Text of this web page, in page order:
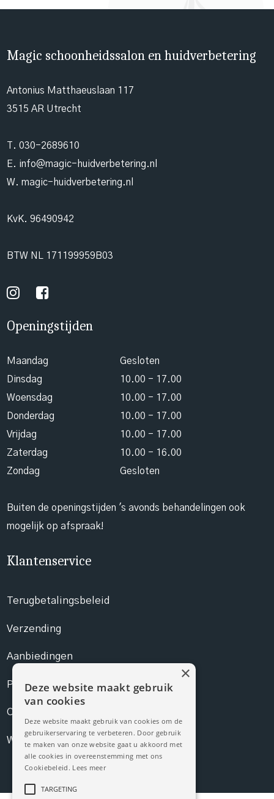
Magic schoonheidssalon en huidverbetering
Antonius Matthaeuslaan 117
3515 AR Utrecht
T. 030-2689610
E. info@magic-huidverbetering.nl
W. magic-huidverbetering.nl
KvK. 96490942
BTW NL 171199959B03
Openingstijden
Maandag
Gesloten
Dinsdag
10.00 - 17.00
Woensdag
10.00 - 17.00
Donderdag
10.00 - 17.00
Vrijdag
10.00 - 17.00
Zaterdag
10.00 - 16.00
Zondag
Gesloten
Buiten de openingstijden 's avonds behandelingen ook
mogelijk op afspraak!
Klantenservice
Terugbetalingsbeleid
Verzending
Aanbiedingen
Prijslijst
Contact
Webshop
Deze website maakt gebruik
van cookies
Deze website maakt gebruik van cookies om de
gebruikerservaring te verbeteren. Door gebruik
te maken van onze website gaat u akkoord met
alle cookies in overeenstemming met ons
Cookiebeleid. Lees meer
TARGETING
×